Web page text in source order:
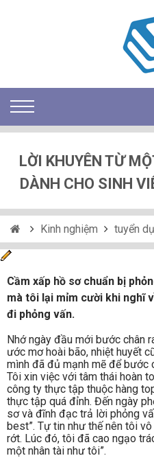
LỜI KHUYÊN TỪ
DÀNH CHO SINH
Kinh nghiệm tuyển
Cầm xấp hồ sơ chuẩn bị
mà tôi lại mỉm cười khi nghĩ
đi phỏng vấn.
Nhớ ngày đầu mới bước chân
ước mơ hoài bão, nhiệt huyết
mình đã đủ mạnh mẽ để bước
Tôi xin việc với tâm thái hoàn
công ty thực tập thuộc hàng
thực tập quá đỉnh. Đến ngày
sơ và đĩnh đạc trả lời phỏng
best”. Tự tin như thế nên tôi
rớt. Lúc đó, tôi đã cao ngạo
một nhân tài như tôi”.